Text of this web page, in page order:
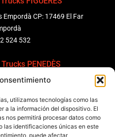
utilizamos tecnologías como las
a la información del dispositivo. El
nos permitirá procesar datos como
las identificaciones únicas en este
puede afectar
Empordà CP: 17469 El Far
524 532
PENEDÈS
Pere Molanta, CP: 08799
69 11 91
BARCELONA